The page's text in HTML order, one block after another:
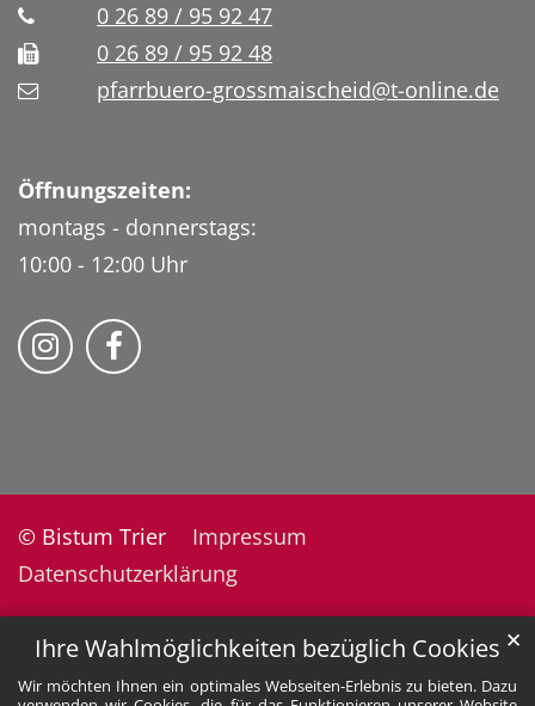
Ihre Wahlmöglichkeiten bezüglich Cookies
Wir möchten Ihnen ein optimales Webseiten-Erlebnis zu bieten. Dazu
✕
0 26 89 / 95 92 47
0 26 89 / 95 92 48
pfarrbuero-grossmaischeid@t-online.de
Öffnungszeiten:
montags - donnerstags:
10:00 - 12:00 Uhr
Folge uns auf Instragram
Fogle uns auf Facebook
© Bistum Trier
Impressum
Datenschutzerklärung